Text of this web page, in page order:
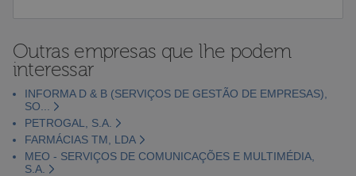
Outras empresas que lhe podem
interessar
INFORMA D & B (SERVIÇOS DE GESTÃO DE EMPRESAS),
SO...
PETROGAL, S.A.
FARMÁCIAS TM, LDA
MEO - SERVIÇOS DE COMUNICAÇÕES E MULTIMÉDIA,
S.A.